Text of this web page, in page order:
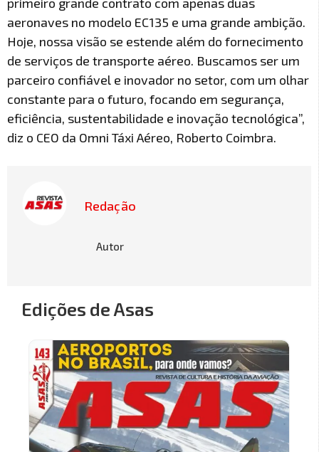
aeronaves no modelo EC135 e uma grande ambição.
Hoje, nossa visão se estende além do fornecimento
de serviços de transporte aéreo. Buscamos ser um
parceiro confiável e inovador no setor, com um olhar
constante para o futuro, focando em segurança,
eficiência, sustentabilidade e inovação tecnológica”,
diz o CEO da Omni Táxi Aéreo, Roberto Coimbra.
Redação
Autor
Edições de Asas